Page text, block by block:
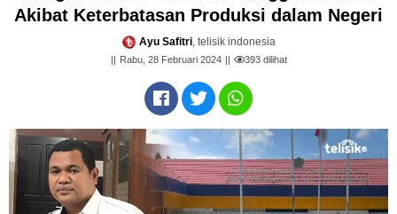
Akibat Keterbatasan Produksi dalam Negeri
Ayu Safitri, telisik indonesia
Rabu, 28 Februari 2024 393dilihat